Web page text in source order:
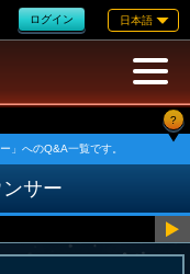
ログイン 日本語
?
」へのQ&A一覧です。
サー